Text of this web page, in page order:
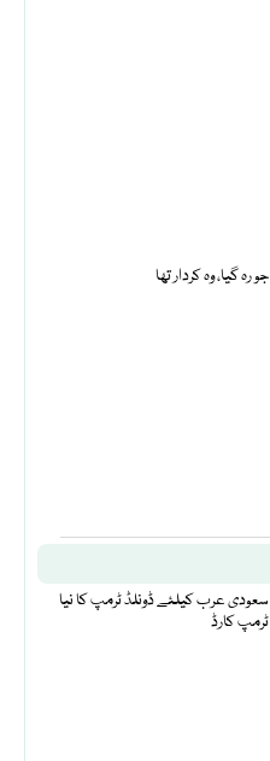
جو رہ گیا، وہ کردار تھا
سعودی عرب کیلئے ڈونلڈ ٹرمپ کا نیا
ٹرمپ کارڈ